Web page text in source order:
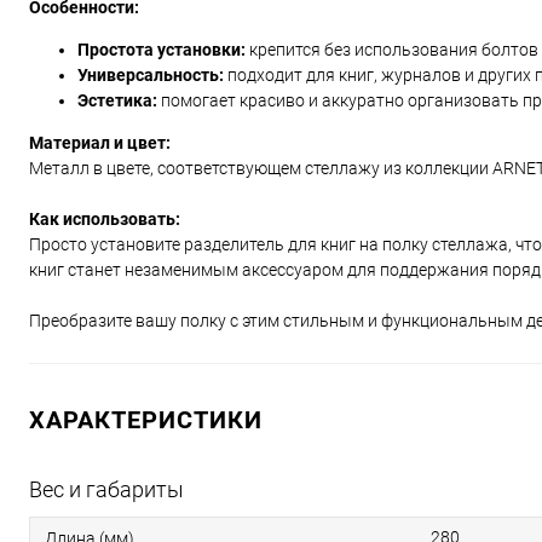
Особенности:
Простота установки: крепится без использования
Универсальность: подходит для книг, журналов и других
Эстетика: помогает красиво и аккуратно организовать
Материал и цвет:
Металл в цвете, соответствующем стеллажу из коллекции
Как использовать:
Просто установите разделитель для книг на полку стеллажа,
книг станет незаменимым аксессуаром для поддержания
Преобразите вашу полку с этим стильным и функциональным
ХАРАКТЕРИСТИКИ
Вес и габариты
280